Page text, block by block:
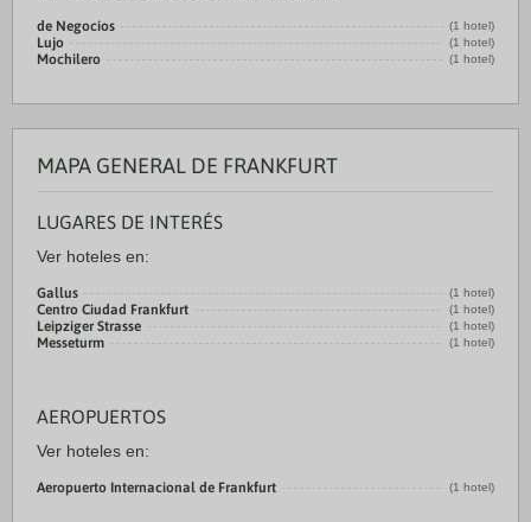
de Negocios (1 hotel)
Lujo (1 hotel)
Mochilero (1 hotel)
MAPA GENERAL DE FRANKFURT
LUGARES DE INTERÉS
Ver hoteles en:
Gallus (1 hotel)
Centro Ciudad Frankfurt (1 hotel)
Leipziger Strasse (1 hotel)
Messeturm (1 hotel)
AEROPUERTOS
Ver hoteles en:
Aeropuerto Internacional de Frankfurt (1 hotel)